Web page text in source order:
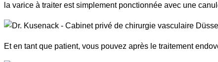
la varice à traiter est simplement ponctionnée avec une
Et en tant que patient, vous pouvez après le traitement